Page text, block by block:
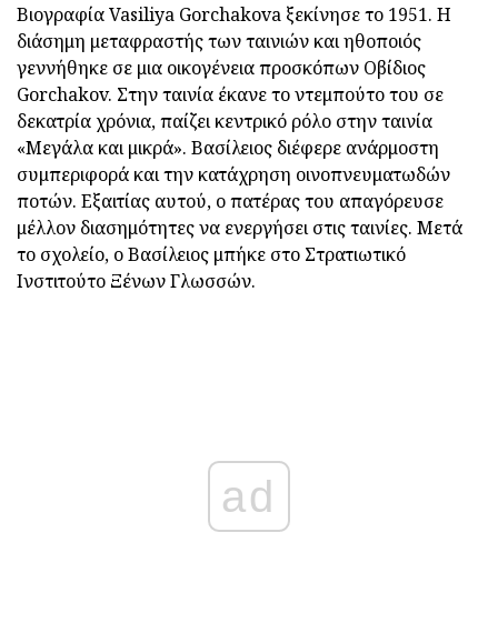
Βιογραφία Vasiliya Gorchakova ξεκίνησε το 1951. Η
διάσημη μεταφραστής των ταινιών και ηθοποιός
γεννήθηκε σε μια οικογένεια προσκόπων Οβίδιος
Gorchakov. Στην ταινία έκανε το ντεμπούτο του σε
δεκατρία χρόνια, παίζει κεντρικό ρόλο στην ταινία
«Μεγάλα και μικρά». Βασίλειος διέφερε ανάρμοστη
συμπεριφορά και την κατάχρηση οινοπνευματωδών
ποτών. Εξαιτίας αυτού, ο πατέρας του απαγόρευσε
μέλλον διασημότητες να ενεργήσει στις ταινίες. Μετά
το σχολείο, ο Βασίλειος μπήκε στο Στρατιωτικό
Ινστιτούτο Ξένων Γλωσσών.
ad